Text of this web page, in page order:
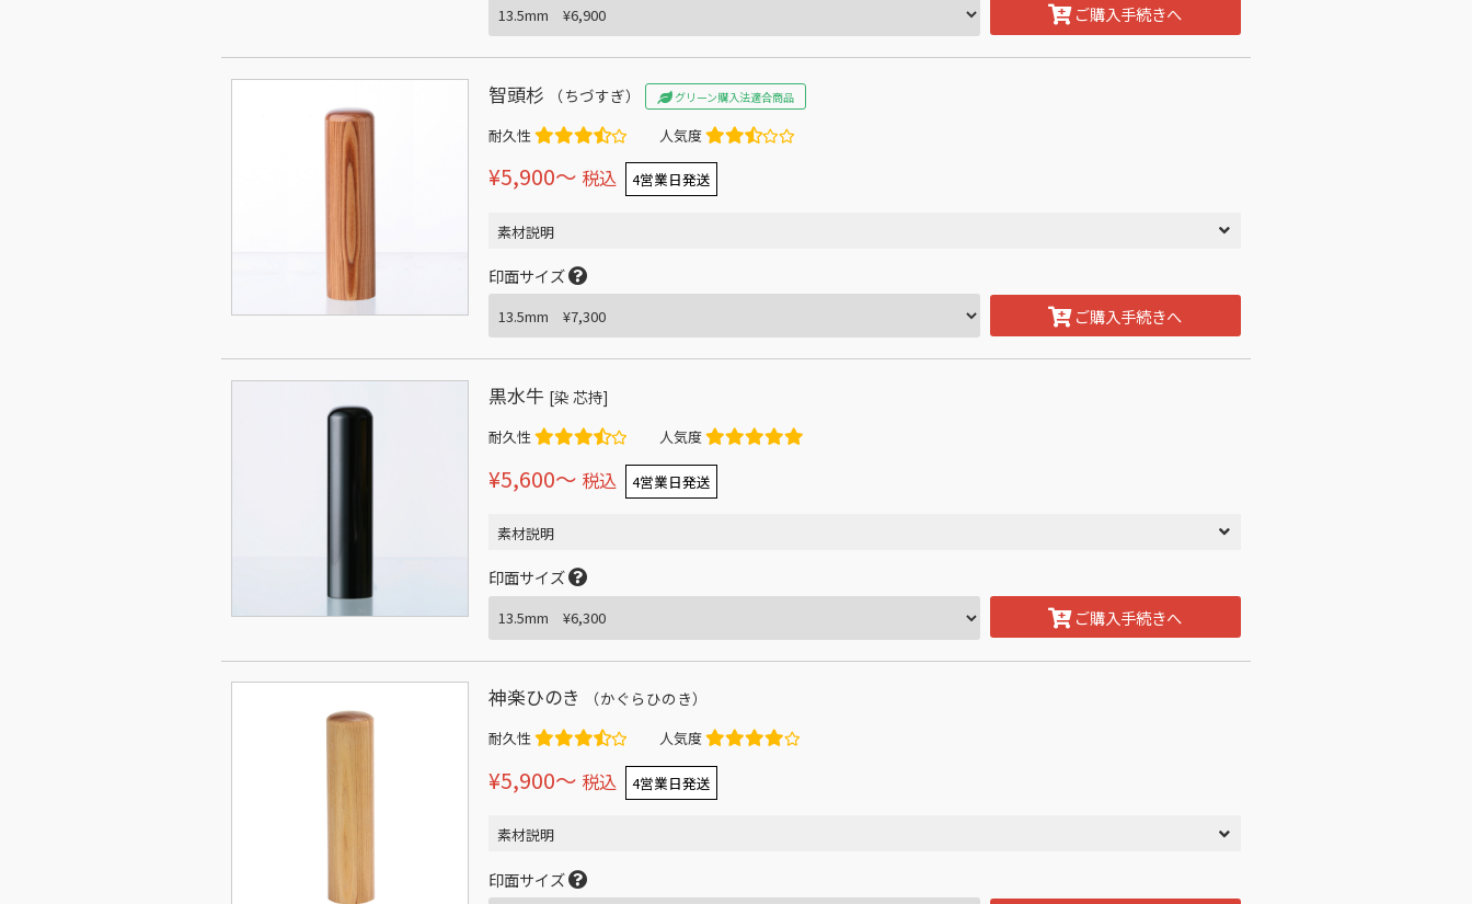
ご購入手続きへ
智頭杉 （ちづすぎ） グリーン購入法適合商品
耐久性 人気度
¥5,900〜 税込 4営業日発送
素材説明
印面サイズ
ご購入手続きへ
黒水牛 [染 芯持]
耐久性 人気度
¥5,600〜 税込 4営業日発送
素材説明
印面サイズ
ご購入手続きへ
神楽ひのき （かぐらひのき）
耐久性 人気度
¥5,900〜 税込 4営業日発送
素材説明
印面サイズ